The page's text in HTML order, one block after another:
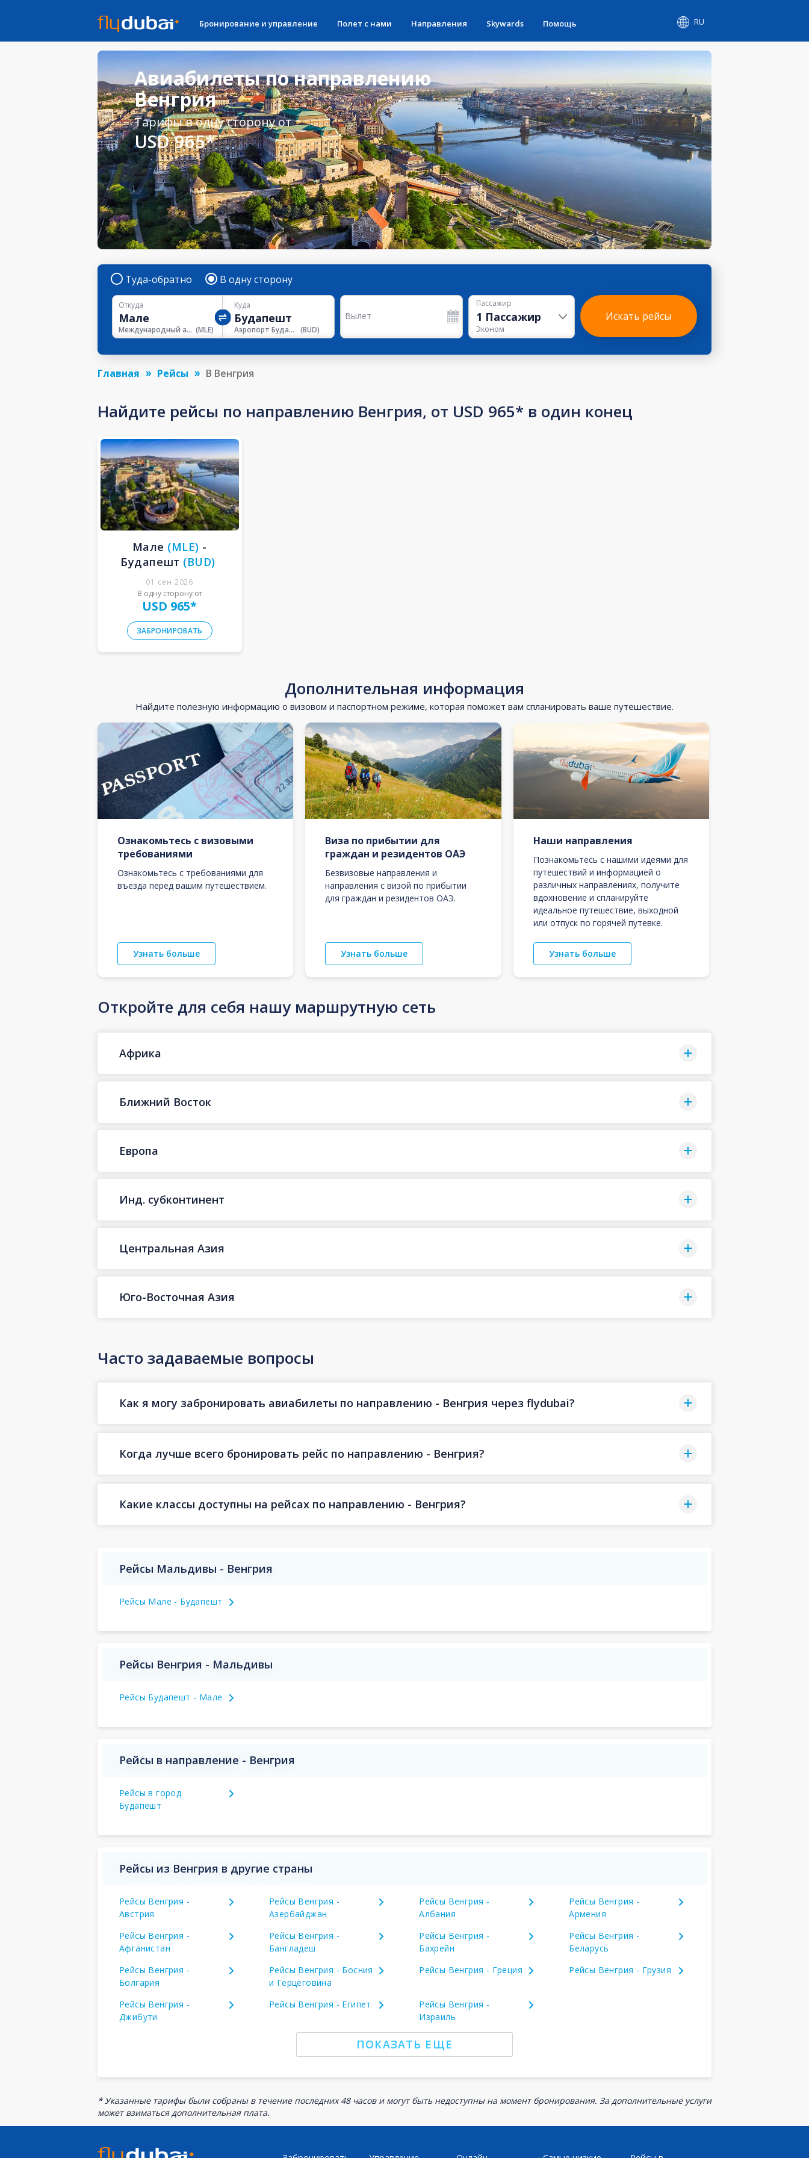
Бронирование и управление Полет с нами Направления Skywards Помощь RU
Авиабилеты по направлению
Венгрия
Тарифы в одну сторону от
USD 965*
Туда-обратно В одну сторону
Откуда
Международный аэропорт Велана (MLE)
Куда
Аэропорт Будапешта (BUD)
Вылет
Пассажир
1 Пассажир
Эконом
Искать рейсы
Главная Рейсы В Венгрия
Найдите рейсы по направлению Венгрия, от USD 965* в один конец
Мале (MLE) -
Будапешт (BUD)
01 сен 2026
В одну сторону от
USD 965*
ЗАБРОНИРОВАТЬ
Дополнительная информация
Найдите полезную информацию о визовом и паспортном режиме, которая поможет вам спланировать ваше путешествие.
Ознакомьтесь с визовыми
требованиями
Ознакомьтесь с требованиями для
въезда перед вашим путешествием.
Узнать больше
Виза по прибытии для
граждан и резидентов ОАЭ
Безвизовые направления и
направления с визой по прибытии
для граждан и резидентов ОАЭ.
Узнать больше
Наши направления
Познакомьтесь с нашими идеями для
путешествий и информацией о
различных направлениях, получите
вдохновение и спланируйте
идеальное путешествие, выходной
или отпуск по горячей путевке.
Узнать больше
Откройте для себя нашу маршрутную сеть
Африка
Ближний Восток
Европа
Инд. субконтинент
Центральная Азия
Юго-Восточная Азия
Часто задаваемые вопросы
Как я могу забронировать авиабилеты по направлению - Венгрия через flydubai?
Когда лучше всего бронировать рейс по направлению - Венгрия?
Какие классы доступны на рейсах по направлению - Венгрия?
Рейсы Мальдивы - Венгрия
Рейсы Мале - Будапешт
Рейсы Венгрия - Мальдивы
Рейсы Будапешт - Мале
Рейсы в направление - Венгрия
Рейсы в город
Будапешт
Рейсы из Венгрия в другие страны
Рейсы Венгрия -
Австрия
Рейсы Венгрия -
Азербайджан
Рейсы Венгрия -
Албания
Рейсы Венгрия -
Армения
Рейсы Венгрия -
Афганистан
Рейсы Венгрия -
Бангладеш
Рейсы Венгрия -
Бахрейн
Рейсы Венгрия -
Беларусь
Рейсы Венгрия -
Болгария
Рейсы Венгрия - Босния
и Герцеговина
Рейсы Венгрия - Греция Рейсы Венгрия - Грузия
Рейсы Венгрия -
Джибути
Рейсы Венгрия - Египет
Рейсы Венгрия -
Израиль
ПОКАЗАТЬ ЕЩЕ
* Указанные тарифы были собраны в течение последних 48 часов и могут быть недоступны на момент бронирования. За дополнительные услуги
может взиматься дополнительная плата.